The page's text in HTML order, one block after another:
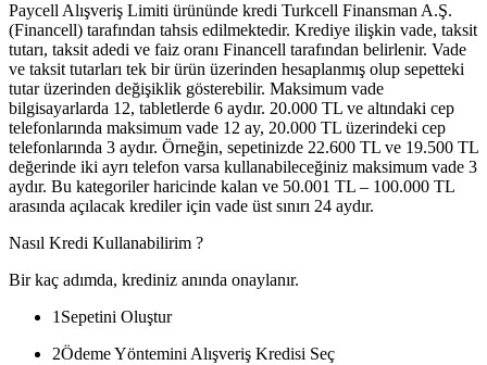
Paycell Alışveriş Limiti ürününde kredi Turkcell Finansman A.Ş.
(Financell) tarafından tahsis edilmektedir. Krediye ilişkin vade, taksit
tutarı, taksit adedi ve faiz oranı Financell tarafından belirlenir. Vade
ve taksit tutarları tek bir ürün üzerinden hesaplanmış olup sepetteki
tutar üzerinden değişiklik gösterebilir. Maksimum vade
bilgisayarlarda 12, tabletlerde 6 aydır. 20.000 TL ve altındaki cep
telefonlarında maksimum vade 12 ay, 20.000 TL üzerindeki cep
telefonlarında 3 aydır. Örneğin, sepetinizde 22.600 TL ve 19.500 TL
değerinde iki ayrı telefon varsa kullanabileceğiniz maksimum vade 3
aydır. Bu kategoriler haricinde kalan ve 50.001 TL – 100.000 TL
arasında açılacak krediler için vade üst sınırı 24 aydır.
Nasıl Kredi Kullanabilirim ?
Bir kaç adımda, krediniz anında onaylanır.
1 Sepetini Oluştur
2Ödeme Yöntemini Alışveriş Kredisi Seç